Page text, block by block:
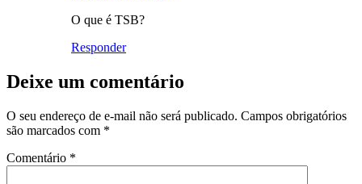
O que é TSB?
Responder
Deixe um comentário
O seu endereço de e-mail não será publicado. Campos obrigatórios
são marcados com *
Comentário *